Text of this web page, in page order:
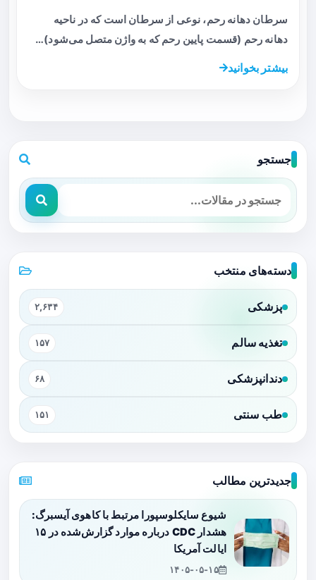
سرطان دهانه رحم، نوعی از سرطان است که در ناحیه
دهانه رحم (قسمت پایین رحم که به واژن متصل می‌شود)…
بیشتر بخوانید
جستجو
دسته‌های منتخب
پزشکی ۲,۶۳۴
تغذیه سالم ۱۵۷
دندانپزشکی ۶۸
طب سنتی ۱۵۱
جدیدترین مطالب
شیوع سایکلوسپورا مرتبط با کاهوی آیسبرگ:
هشدار CDC درباره موارد گزارش‌شده در ۱۵
ایالت آمریکا
۱۴۰۵-۰۵-۱۵